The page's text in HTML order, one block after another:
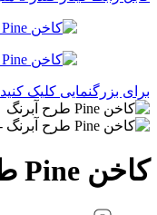
برای بزرگنمایی کلیک کنید
کاخن Pine طرح آبرنگ